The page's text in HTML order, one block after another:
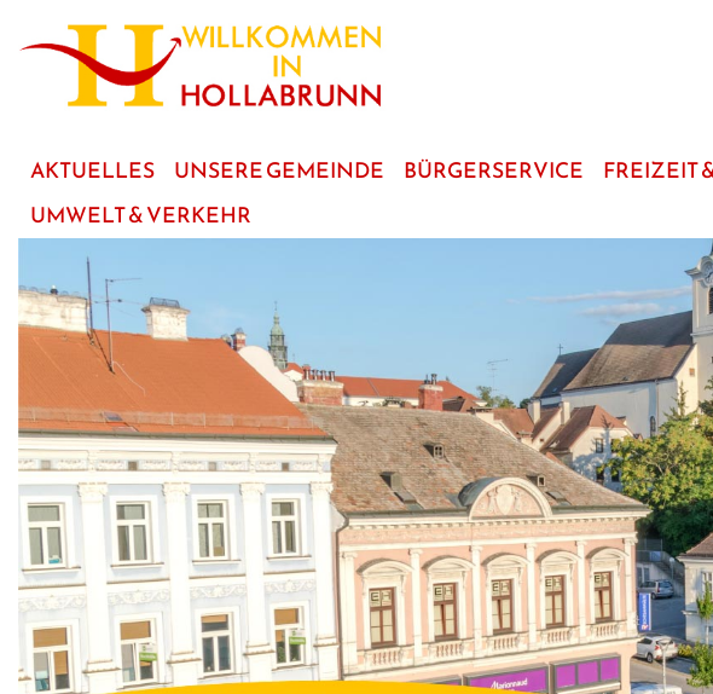
Hauptinhalt
AKTUELLES UNSERE GEMEINDE BÜRGERSERVICE FREIZEIT
UMWELT & VERKEHR